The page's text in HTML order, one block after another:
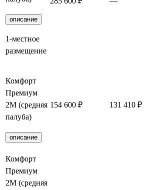
описание
1-местное
размещение
Комфорт
Премиум
2М (средняя
палуба)
описание
154 600 ₽ 131 410 ₽
Комфорт
Премиум
2М (средняя